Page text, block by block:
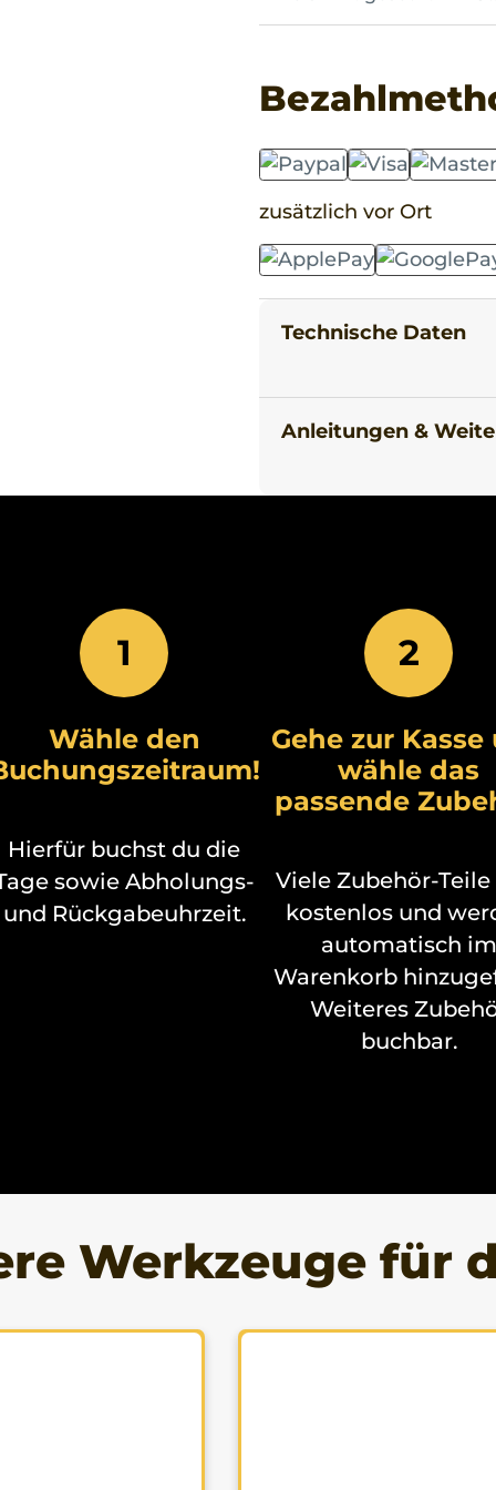
zusätzlich vor Ort
Technische Daten
Anleitungen &
1
Wähle den
Hierfür buchst du die
sowie Abholungs-
und Rückgabeuhrzeit.
2
Gehe zur Kasse
wähle das
passende
Viele Zubehör-Teile
kostenlos und
automatisch im
Warenkorb
Weiteres
buchbar.
Werkzeuge für